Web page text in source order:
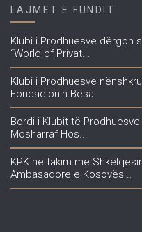
TWEETS E FUNDIT
<
1
LAJMET E FUNDIT
Klubi i Prodhuesve dërgon
“World of Privat...
Klubi i Prodhuesve
Fondacionin Besa
Bordi i Klubit të
Mosharraf Hos...
KPK në takim me
Ambasadore e Kosovës...